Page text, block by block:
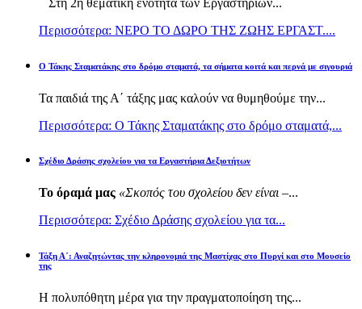
Περισσότερα: ΝΕΡΟ ΤΟ ΔΩΡΟ ΤΗΣ ΖΩΗΣ ΕΡΓΑΣΤ....
Ο Τάκης Σταματάκης στο δρόμο σταματά, τα σήματα κοιτά και περνά με σιγουριά
Τα παιδιά της Α΄ τάξης μας καλούν να θυμηθούμε την...
Περισσότερα: Ο Τάκης Σταματάκης στο δρόμο σταματά,...
Σχέδιο Δράσης σχολείου για τα Εργαστήρια Δεξιοτήτων
Το όραμά μας «Σκοπός του σχολείου δεν είναι –...
Περισσότερα: Σχέδιο Δράσης σχολείου για τα...
Τάξη Α΄: Αναζητώντας την κληρονομιά της Μαστίχας στο Πυργί και στο Μουσείο
της
Η πολυπόθητη μέρα για την πραγματοποίηση της...